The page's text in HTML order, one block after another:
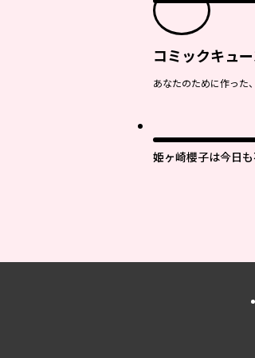
コミックキュ
あなたのために作った
姫ヶ崎櫻子は今日